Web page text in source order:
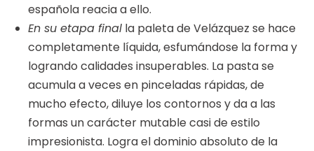
española reacia a ello.
En su etapa final la paleta de Velázquez se hace
completamente líquida, esfumándose la forma y
logrando calidades insuperables. La pasta se
acumula a veces en pinceladas rápidas, de
mucho efecto, diluye los contornos y da a las
formas un carácter mutable casi de estilo
impresionista. Logra el dominio absoluto de la